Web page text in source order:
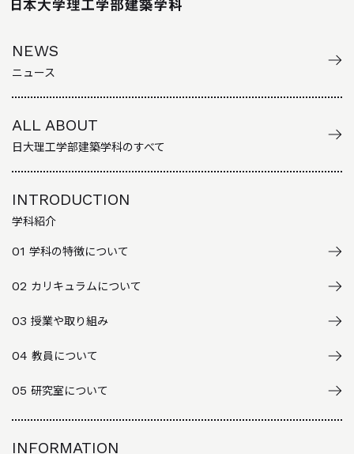
NEWS
ニュース
ALL ABOUT
日大理工学部建築学科のすべて
INTRODUCTION
学科紹介
01 学科の特徴について
02 カリキュラムについて
03 授業や取り組み
04 教員について
05 研究室について
INFORMATION